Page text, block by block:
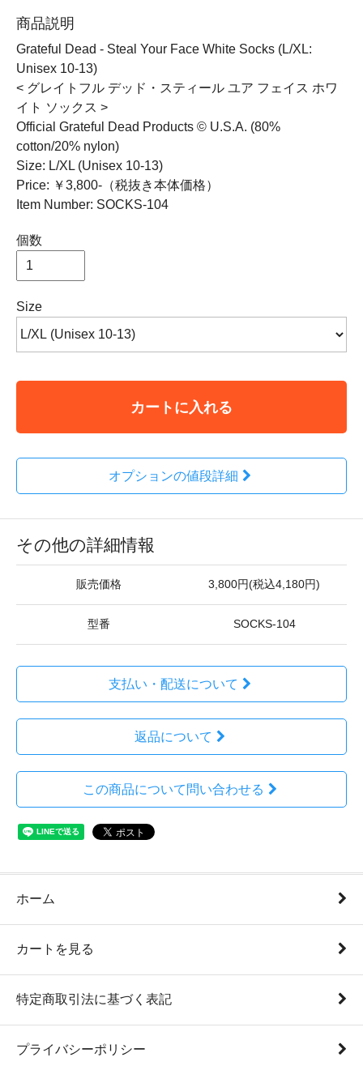
商品説明
Grateful Dead - Steal Your Face White Socks (L/XL:
Unisex 10-13)
< グレイトフル デッド・スティール ユア フェイス ホワ
イト ソックス >
Official Grateful Dead Products © U.S.A. (80%
cotton/20% nylon)
Size: L/XL (Unisex 10-13)
Price: ￥3,800-（税抜き本体価格）
Item Number: SOCKS-104
個数
Size
カートに入れる
オプションの値段詳細
その他の詳細情報
販売価格 3,800円(税込4,180円)
型番 SOCKS-104
支払い・配送について
返品について
この商品について問い合わせる
ホーム
カートを見る
特定商取引法に基づく表記
プライバシーポリシー